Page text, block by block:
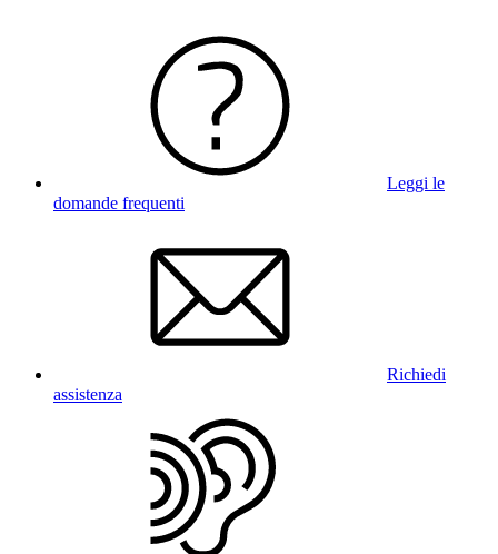
Leggi le
domande frequenti
Richiedi
assistenza